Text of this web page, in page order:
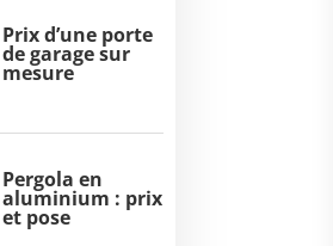
Prix d’une porte
de garage sur
mesure
Pergola en
aluminium : prix
et pose